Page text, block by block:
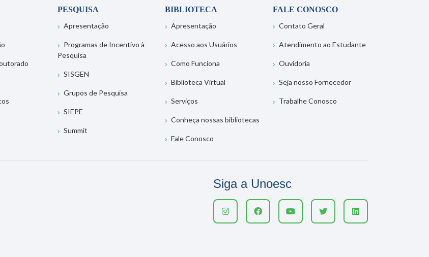
PESQUISA
Apresentação
Programas de Incentivo à
Pesquisa
SISGEN
Grupos de Pesquisa
SIEPE
Summit
BIBLIOTECA
Apresentação
Acesso aos Usuários
Como Funciona
Biblioteca Virtual
Serviços
Conheça nossas bibliotecas
Fale Conosco
FALE CONOSCO
Contato Geral
Atendimento ao Estudante
Ouvidoria
Seja nosso Fornecedor
Trabalhe Conosco
Siga a Unoesc